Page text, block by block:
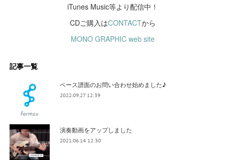
iTunes Music等より配信中！
CDご購入はCONTACTから
MONO GRAPHIC web site
記事一覧
ベース譜面のお問い合わせ始めました♪
2022.09.27 12:39
演奏動画をアップしました
2021.06.14 12:30